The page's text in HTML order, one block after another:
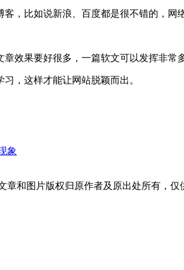
比如说新浪、百度都是很不错的，网
果要好很多，一篇软文可以发挥非常多
，这样才能让网站脱颖而出。
象
和图片版权归原作者及原出处所有，